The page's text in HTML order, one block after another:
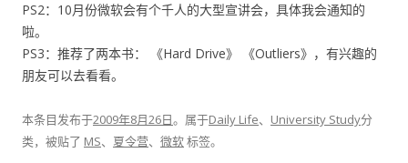
PS2：10月份微软会有个千人的大型宣讲会，具体我会通知的
啦。
PS3：推荐了两本书： 《Hard Drive》 《Outliers》，有兴趣的
朋友可以去看看。
本条目发布于2009年8月26日。属于Daily Life、 University Study分
类，被贴了 MS、 夏令营、 微软标签。